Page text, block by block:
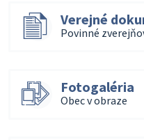
Verejné
Povinné
Fotogaléria
Obec v obraze